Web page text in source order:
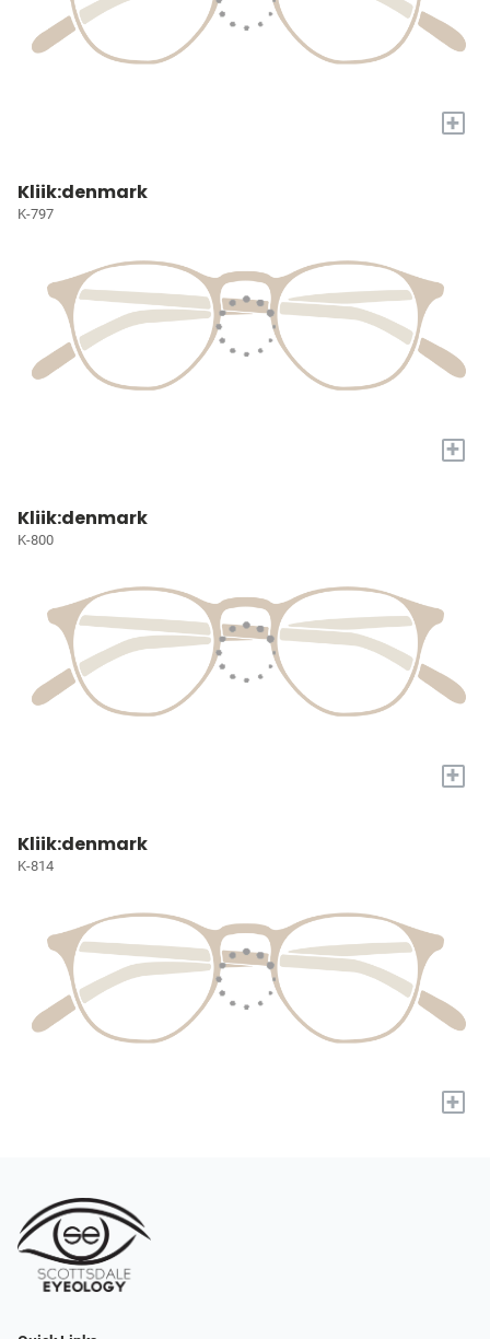
+
Kliik:denmark
K-797
+
Kliik:denmark
K-800
+
Kliik:denmark
K-814
+